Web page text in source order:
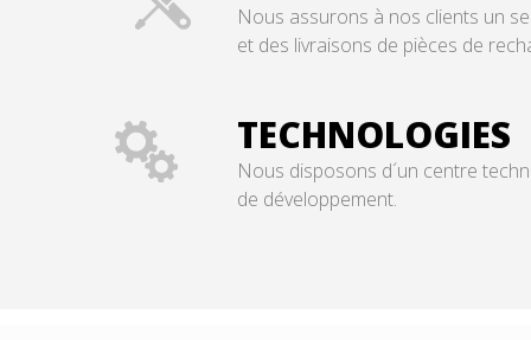
Nous assurons à nos clients un
et des livraisons de pièces de
TECHNOLOGIES
Nous disposons d´un centre
de développement.